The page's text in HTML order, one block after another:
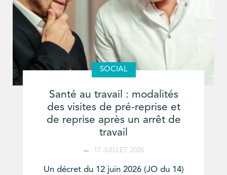
SOCIAL
Santé au travail : modalités
des visites de pré-reprise et
de reprise après un arrêt de
travail
17 JUILLET 2026
Un décret du 12 juin 2026 (JO du 14)